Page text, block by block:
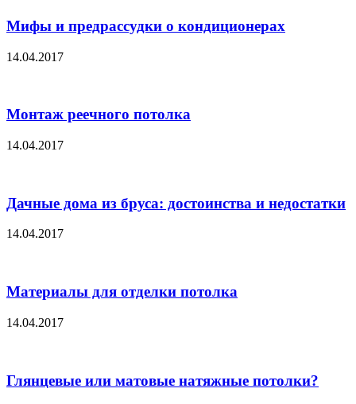
Мифы и предрассудки о кондиционерах
14.04.2017
Монтаж реечного потолка
14.04.2017
Дачные дома из бруса: достоинства и недостатки
14.04.2017
Материалы для отделки потолка
14.04.2017
Глянцевые или матовые натяжные потолки?